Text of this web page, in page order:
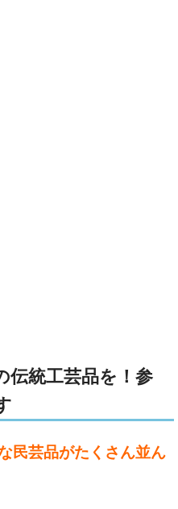
伝統工芸品を！参
民芸品がたくさん並ん